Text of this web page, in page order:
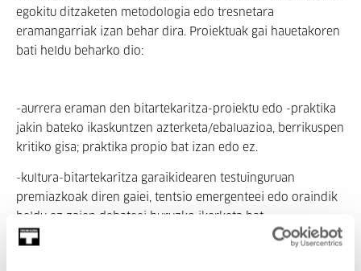
egokitu ditzaketen metodologia edo tresnetara
eramangarriak izan behar dira. Proiektuak gai hauetakoren
bati heldu beharko dio:
-aurrera eraman den bitartekaritza-proiektu edo -praktika
jakin bateko ikaskuntzen azterketa/ebaluazioa, berrikuspen
kritiko gisa; praktika propio bat izan edo ez.
-kultura-bitartekaritza garaikidearen testuinguruan
premiazkoak diren gaiei, tentsio emergenteei edo oraindik
heldu ez zaien debateei buruzko ikerketa bat.
-moduei eta metodologiei buruzko ikerketa bat; non